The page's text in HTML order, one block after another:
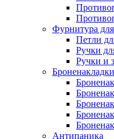
Фурнитура
Петли
Ручки
Ручки и
Броненакладки
Антипаника